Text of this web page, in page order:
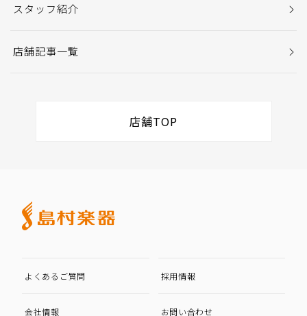
スタッフ紹介
店舗記事一覧
店舗TOP
よくあるご質問 採用情報
会社情報 お問い合わせ